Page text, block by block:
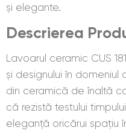
și elegante.
Descrierea
Lavoarul ceramic CUS
și designului în domeniul
din ceramică de înaltă
că rezistă testului
eleganță oricărui spațiu